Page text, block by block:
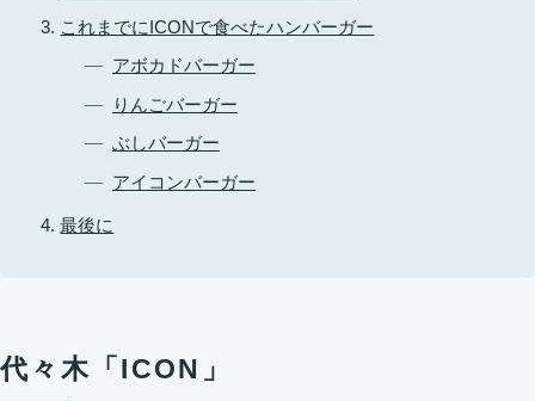
これまでにICONで食べたハンバーガー
アボカドバーガー
りんごバーガー
ぶしバーガー
アイコンバーガー
最後に
代々木「ICON」